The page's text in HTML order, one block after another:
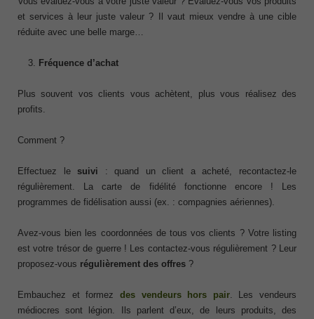
et services à leur juste valeur ? Il vaut mieux vendre à une cible
réduite avec une belle marge…
Fréquence d’achat
Plus souvent vos clients vous achètent, plus vous réalisez des
profits.
Comment ?
Effectuez lesuivi : quand un client a acheté, recontactez-le
régulièrement. La carte de fidélité fonctionne encore ! Les
programmes de fidélisation aussi (ex. : compagnies aériennes).
Avez-vous bien les coordonnées de tous vos clients ? Votre listing
est votre trésor de guerre ! Les contactez-vous régulièrement ? Leur
proposez-vous régulièrement des offres ?
Embauchez et formez des vendeurs hors pair. Les vendeurs
médiocres sont légion. Ils parlent d’eux, de leurs produits, des